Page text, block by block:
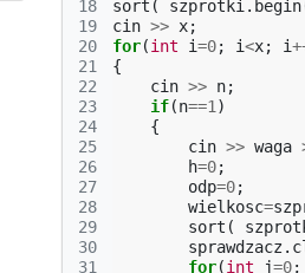
18
19
20
21
22
23
24
25
26
27
28
29
30
31
sort ( szprotki . begin
cin >> x;
for(int i=0; i<x; i
{
cin >> n;
if(n==1 )
{
cin >> waga
h=0;
odp=0;
wielkosc=
sort (
sprawdzacz.
for(int j=0;